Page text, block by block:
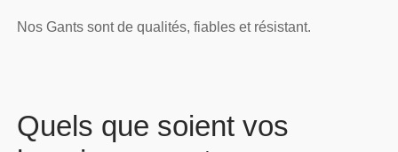
Nos Gants sont de qualités, fiables et résistant.
Quels que soient vos